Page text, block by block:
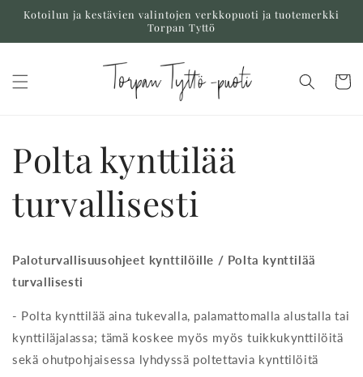
siirry
Kotoilun ja kestävien valintojen verkkopuoti ja tuotemerkki
Torpan Tyttö
Polta kynttilää
turvallisesti
Paloturvallisuusohjeet kynttilöille / Polta kynttilää
turvallisesti
- Polta kynttilää aina tukevalla, palamattomalla alustalla tai
kynttiläjalassa; tämä koskee myös myös tuikkukynttilöitä
sekä ohutpohjaisessa lyhdyssä poltettavia kynttilöitä